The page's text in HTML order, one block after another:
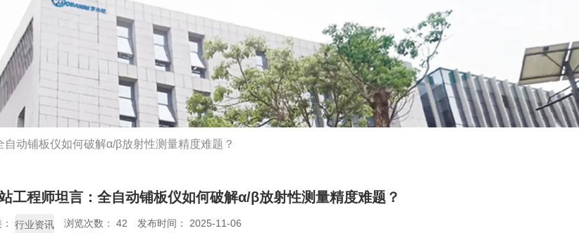
动铺板仪如何破解α/β放射性测量精度难题？
工程师坦言：全自动铺板仪如何破解α/β放射性测量精度难题？
行业资讯 浏览次数： 42 发布时间： 2025-11-06